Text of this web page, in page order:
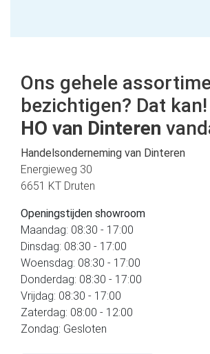
Ons gehele
bezichtigen? Dat
HO van Dinteren
Handelsonderneming van Dinteren
Energieweg 30
6651 KT Druten
Openingstijden showroom
Maandag: 08:30 - 17:00
Dinsdag: 08:30 - 17:00
Woensdag: 08:30 - 17:00
Donderdag: 08:30 - 17:00
Vrijdag: 08:30 - 17:00
Zaterdag: 08:00 - 12:00
Zondag: Gesloten